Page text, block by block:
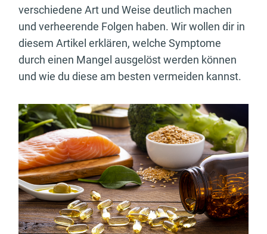
verschiedene Art und Weise deutlich machen
und verheerende Folgen haben. Wir wollen dir in
diesem Artikel erklären, welche Symptome
durch einen Mangel ausgelöst werden können
und wie du diese am besten vermeiden kannst.